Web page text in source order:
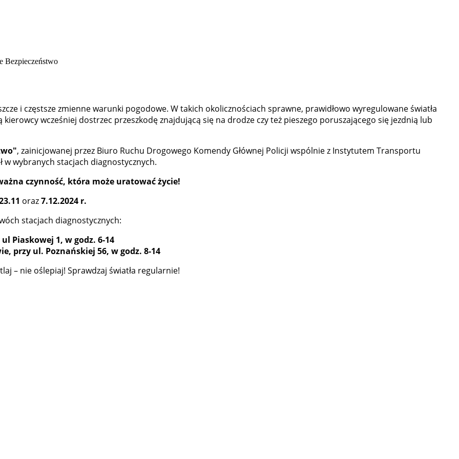
i częstsze zmienne warunki pogodowe. W takich okolicznościach sprawne, prawidłowo wyregulowane światła
wcześniej dostrzec przeszkodę znajdującą się na drodze czy też pieszego poruszającego się jezdnią lub
, zainicjowanej przez Biuro Ruchu Drogowego Komendy Głównej Policji wspólnie z Instytutem Transportu
wybranych stacjach diagnostycznych.
czynność, która może uratować życie!
oraz7.12.2024 r.
stacjach diagnostycznych:
Piaskowej 1, w godz. 6-14
przy ul. Poznańskiej 56, w godz. 8-14
– nie oślepiaj! Sprawdzaj światła regularnie!